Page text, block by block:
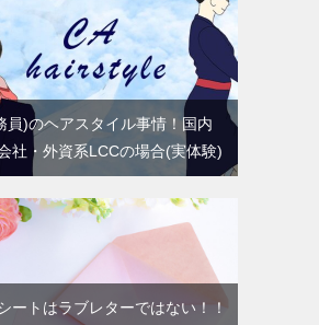
員)のヘアスタイル事情！国内
社・外資系LCCの場合(実体験)
ートはラブレターではない！！